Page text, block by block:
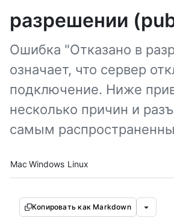
разрешении
Ошибка "Отказано в
означает, что сервер
подключение. Ниже
несколько причин и
самым
Platform navigation
Mac Windows Linux
Копировать как Markdown